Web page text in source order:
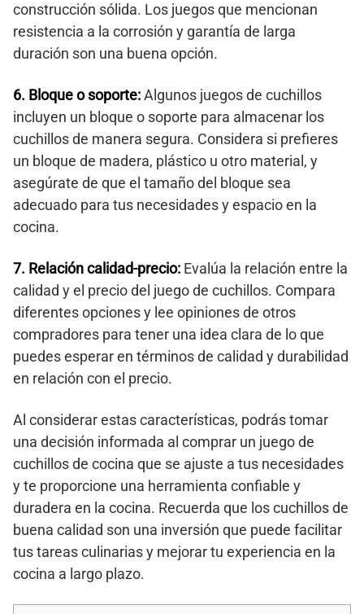
construcción sólida. Los juegos que mencionan
resistencia a la corrosión y garantía de larga
duración son una buena opción.
6. Bloque o soporte:Algunos juegos de cuchillos
incluyen un bloque o soporte para almacenar los
cuchillos de manera segura. Considera si prefieres
un bloque de madera, plástico u otro material, y
asegúrate de que el tamaño del bloque sea
adecuado para tus necesidades y espacio en la
cocina.
7. Relación calidad-precio: Evalúa la relación entre la
calidad y el precio del juego de cuchillos. Compara
diferentes opciones y lee opiniones de otros
compradores para tener una idea clara de lo que
puedes esperar en términos de calidad y durabilidad
en relación con el precio.
Al considerar estas características, podrás tomar
una decisión informada al comprar un juego de
cuchillos de cocina que se ajuste a tus necesidades
y te proporcione una herramienta confiable y
duradera en la cocina. Recuerda que los cuchillos de
buena calidad son una inversión que puede facilitar
tus tareas culinarias y mejorar tu experiencia en la
cocina a largo plazo.